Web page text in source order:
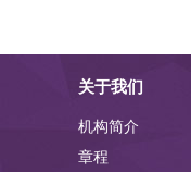
关于我们
机构简介
章程